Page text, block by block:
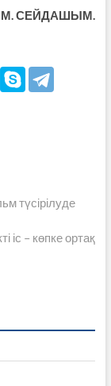
М. СЕЙДАШЫМ.
түсірілуде
іс – көпке ортақ